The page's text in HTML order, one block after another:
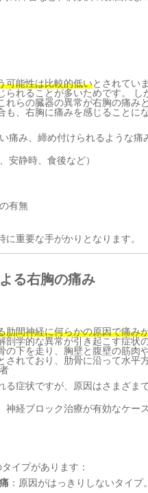
可能性は比較的低いとされてい
られることが多いためです。
れらの臓器の異常が右胸の痛
も、右胸に痛みを感じること
痛み、締め付けられるような痛
安静時、食後など）
有無
重要な手がかりとなります。
る右胸の痛み
肋間神経に何らかの原因で痛み
剖学的な異常が引き起こす症
の下を走り、胸壁と腹壁の筋
されており、肋骨に沿って水平
る症状ですが、原因はさまざ
神経ブロック治療が有効なケ
イプがあります：
：原因がはっきりしないタイ